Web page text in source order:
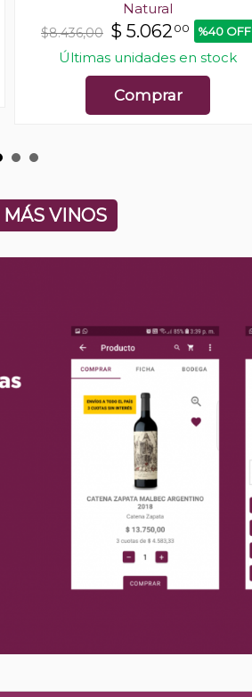
Natural
$8.436,00 $ 5.062 00 %40 OFF
Últimas unidades en stock
Comprar
VINOS